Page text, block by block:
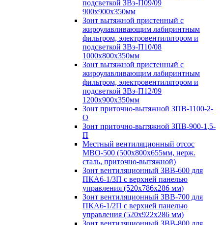
подсветкой ЗВэ-П09/09
900х900х350мм
Зонт вытяжной пристенный с
жироулавливающим лабиринтным
фильтром, электровентилятором и
подсветкой ЗВэ-П10/08
1000х800х350мм
Зонт вытяжной пристенный с
жироулавливающим лабиринтным
фильтром, электровентилятором и
подсветкой ЗВэ-П12/09
1200х900х350мм
Зонт приточно-вытяжной ЗПВ-1100-2-
О
Зонт приточно-вытяжной ЗПВ-900-1,5-
П
Местный вентиляционный отсос
МВО-500 (500х800х655мм, нерж.
сталь, приточно-вытяжной)
Зонт вентиляционный ЗВВ-600 для
ПКА6-1/3П с верхней панелью
управления (520х786х286 мм)
Зонт вентиляционный ЗВВ-700 для
ПКА6-1/2П с верхней панелью
управления (520х922х286 мм)
Зонт вентиляционный ЗВВ-800 для